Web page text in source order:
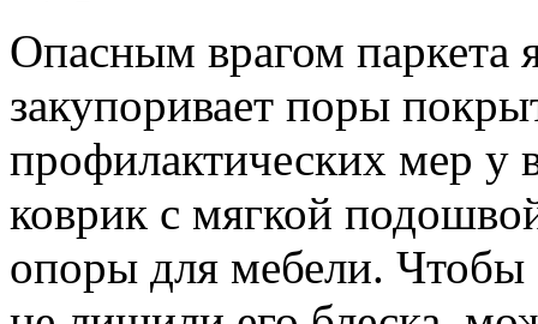
Опасным врагом паркета
закупоривает поры
профилактических мер у
коврик с мягкой
опоры для мебели.